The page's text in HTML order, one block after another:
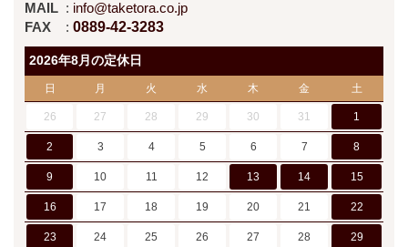
MAIL
info@taketora.co.jp
FAX
0889-42-3283
2026年8月の定休日
日 月 火 水 木 金 土
26 27 28 29 30 31 1
2 3 4 5 6 7 8
9 10 11 12 13 14 15
16 17 18 19 20 21 22
23 24 25 26 27 28 29